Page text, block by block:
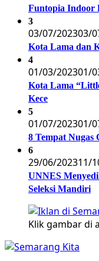
Funtopia Indoor
3
03/07/202303/
Kota Lama dan
4
01/03/202301/
Kota Lama
Kece
5
01/07/202301/
8 Tempat Nugas
6
29/06/202311/
UNNES
Seleksi Mandiri
Klik gambar di